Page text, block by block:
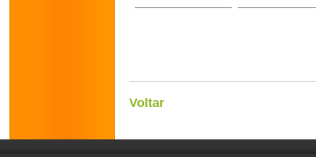
Voltar